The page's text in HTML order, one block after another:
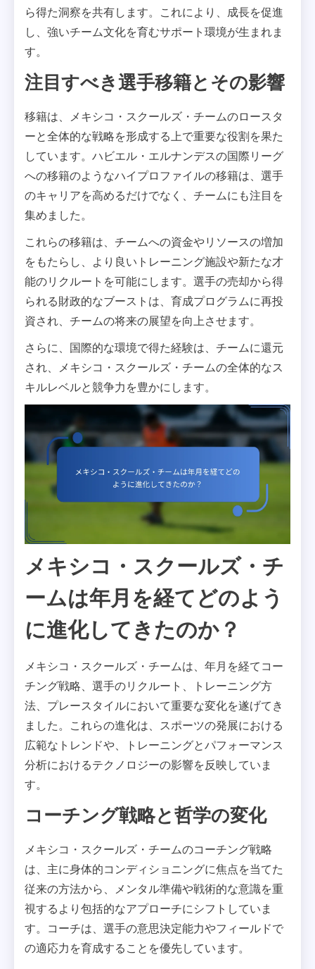
ら得た洞察を共有します。これにより、成長を促進
し、強いチーム文化を育むサポート環境が生まれま
す。
注目すべき選手移籍とその影響
移籍は、メキシコ・スクールズ・チームのロースタ
ーと全体的な戦略を形成する上で重要な役割を果た
しています。ハビエル・エルナンデスの国際リーグ
への移籍のようなハイプロファイルの移籍は、選手
のキャリアを高めるだけでなく、チームにも注目を
集めました。
これらの移籍は、チームへの資金やリソースの増加
をもたらし、より良いトレーニング施設や新たな才
能のリクルートを可能にします。選手の売却から得
られる財政的なブーストは、育成プログラムに再投
資され、チームの将来の展望を向上させます。
さらに、国際的な環境で得た経験は、チームに還元
され、メキシコ・スクールズ・チームの全体的なス
キルレベルと競争力を豊かにします。
メキシコ・スクールズ・チ
ームは年月を経てどのよう
に進化してきたのか？
メキシコ・スクールズ・チームは、年月を経てコー
チング戦略、選手のリクルート、トレーニング方
法、プレースタイルにおいて重要な変化を遂げてき
ました。これらの進化は、スポーツの発展における
広範なトレンドや、トレーニングとパフォーマンス
分析におけるテクノロジーの影響を反映していま
す。
コーチング戦略と哲学の変化
メキシコ・スクールズ・チームのコーチング戦略
は、主に身体的コンディショニングに焦点を当てた
従来の方法から、メンタル準備や戦術的な意識を重
視するより包括的なアプローチにシフトしていま
す。コーチは、選手の意思決定能力やフィールドで
の適応力を育成することを優先しています。